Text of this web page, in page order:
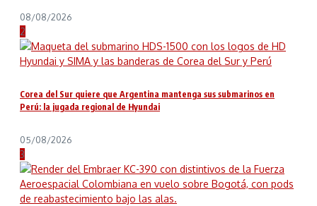
08/08/2026
2
Corea del Sur quiere que Argentina mantenga sus submarinos en
Perú: la jugada regional de Hyundai
05/08/2026
3